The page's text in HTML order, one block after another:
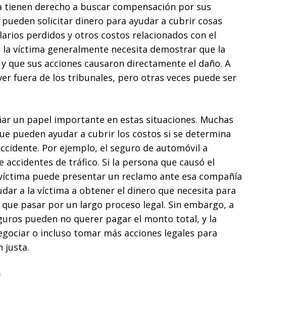
tienen derecho a buscar compensación por sus
pueden solicitar dinero para ayudar a cubrir cosas
perdidos y otros costos relacionados con el
la víctima generalmente necesita demostrar que la
que sus acciones causaron directamente el daño. A
fuera de los tribunales, pero otras veces puede ser
un papel importante en estas situaciones. Muchas
pueden ayudar a cubrir los costos si se determina
Por ejemplo, el seguro de automóvil a
accidentes de tráfico. Si la persona que causó el
puede presentar un reclamo ante esa compañía
a la víctima a obtener el dinero que necesita para
pasar por un largo proceso legal. Sin embargo, a
pueden no querer pagar el monto total, y la
o incluso tomar más acciones legales para
justa.